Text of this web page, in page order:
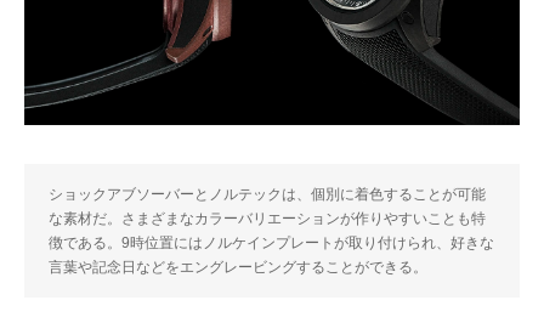
ショックアブソーバーとノルテックは、個別に着色することが可能
な素材だ。さまざまなカラーバリエーションが作りやすいことも特
徴である。9時位置にはノルケインプレートが取り付けられ、好きな
言葉や記念日などをエングレービングすることができる。